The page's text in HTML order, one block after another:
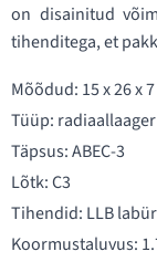
on disainitud
tihenditega, et
Mõõdud: 15 x 26 x
Tüüp: radiaallaager
Täpsus: ABEC-3
Lõtk: C3
Tihendid: LLB
Koormustaluvus: